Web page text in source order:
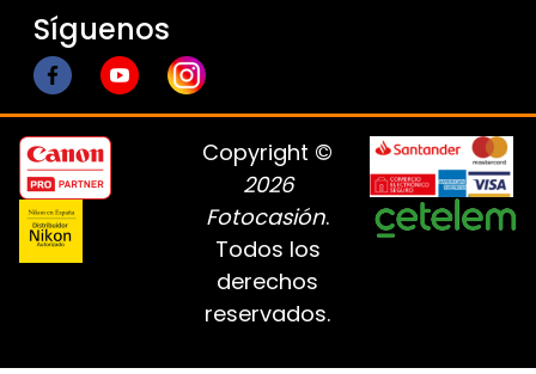
Síguenos
Copyright ©
2026
Fotocasión.
Todos los
derechos
reservados.